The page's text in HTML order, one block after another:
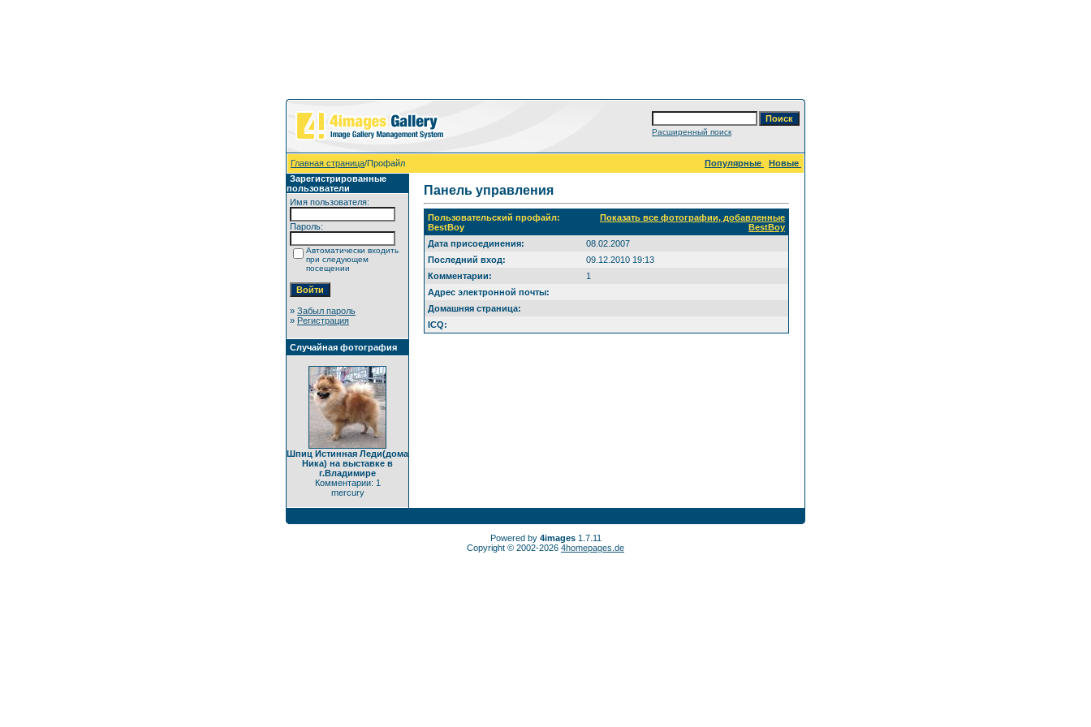
Расширенный поиск
Главная страница/Профайл Популярные
Новые
Зарегистрированные
пользователи
Имя пользователя:
Пароль:
Автоматически входить
при следующем
посещении
» Забыл пароль
» Регистрация
Случайная фотография
Шпиц Истинная Леди(дома
Ника) на выставке в
г.Владимире
Комментарии: 1
mercury
Панель управления
Пользовательский профайл:
BestBoy
Показать все фотографии, добавленные
BestBoy
Дата присоединения:
08.02.2007
Последний вход:
09.12.2010 19:13
Комментарии:
1
Адрес электронной почты:
Домашняя страница:
ICQ:
Powered by 4images1.7.11
Copyright © 2002-2026 4homepages.de